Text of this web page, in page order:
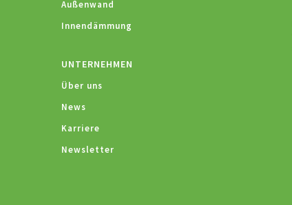
Außenwand
Innendämmung
UNTERNEHMEN
Über uns
News
Karriere
Newsletter